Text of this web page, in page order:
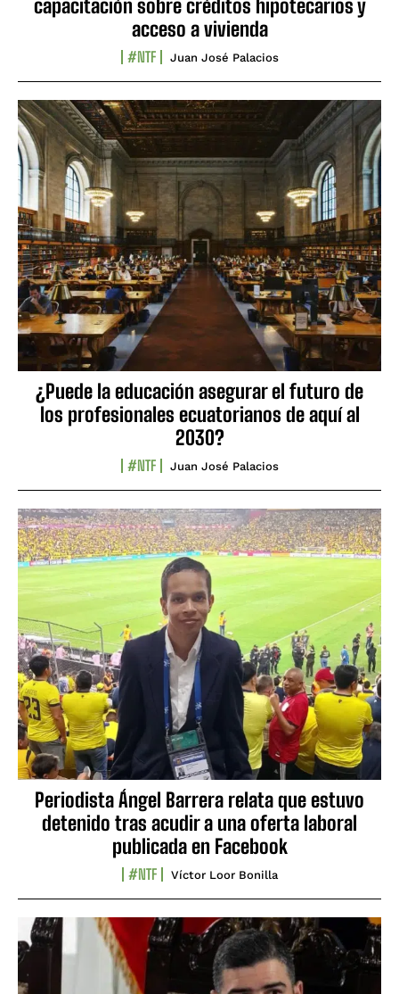
capacitación sobre créditos hipotecarios y
acceso a vivienda
#NTF Juan José Palacios
¿Puede la educación asegurar el futuro de
los profesionales ecuatorianos de aquí al
2030?
#NTF Juan José Palacios
Periodista Ángel Barrera relata que estuvo
detenido tras acudir a una oferta laboral
publicada en Facebook
#NTF Víctor Loor Bonilla